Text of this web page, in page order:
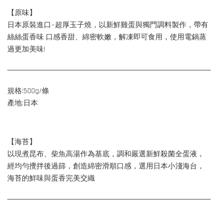
【原味】
日本原裝進口~超厚玉子燒，以新鮮雞蛋與獨門調料製作，帶有
絲絲蛋香味 口感香甜、綿密軟嫩，解凍即可食用，使用電鍋蒸
過更加美味!
規格:500g/條
產地:日本
【海苔】
以現煮昆布、柴魚高湯作為基底，調和嚴選新鮮殺菌全蛋液，
經均勻攪拌後過篩，創造綿密滑順口感，選用日本小淺海台，
海苔的鮮味與蛋香完美交織